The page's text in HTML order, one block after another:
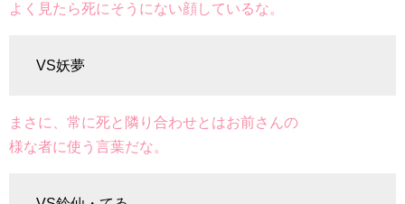
よく見たら死にそうにない顔しているな。
VS妖夢
まさに、常に死と隣り合わせとはお前さんの
様な者に使う言葉だな。